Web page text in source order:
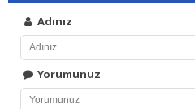
Adınız
Yorumunuz